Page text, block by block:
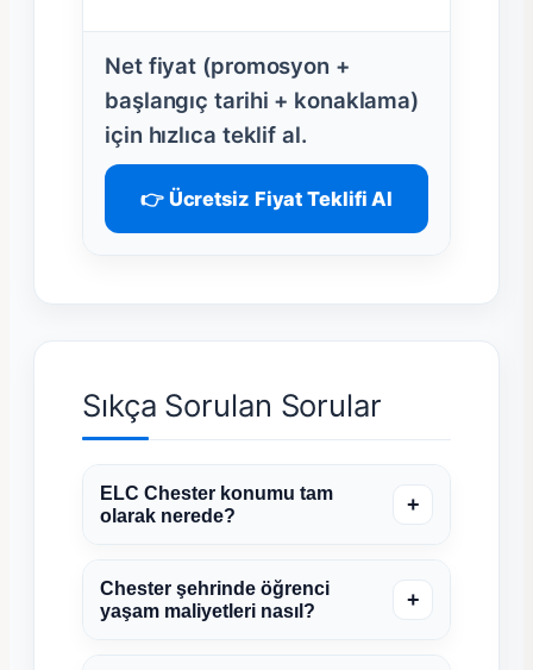
Net fiyat (promosyon +
başlangıç tarihi + konaklama)
için hızlıca teklif al.
👉 Ücretsiz Fiyat Teklifi Al
Sıkça Sorulan Sorular
ELC Chester konumu tam
olarak nerede?
+
Chester şehrinde öğrenci
yaşam maliyetleri nasıl?
+